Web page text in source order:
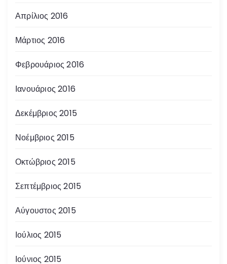
Απρίλιος 2016
Μάρτιος 2016
Φεβρουάριος 2016
Ιανουάριος 2016
Δεκέμβριος 2015
Νοέμβριος 2015
Οκτώβριος 2015
Σεπτέμβριος 2015
Αύγουστος 2015
Ιούλιος 2015
Ιούνιος 2015